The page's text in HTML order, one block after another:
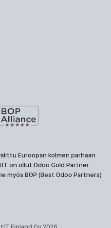
Euroopan kolmen parhaan
on ollut Odoo Gold Partner
myös BOP (Best Odoo Partners)
Finland Oy 2026